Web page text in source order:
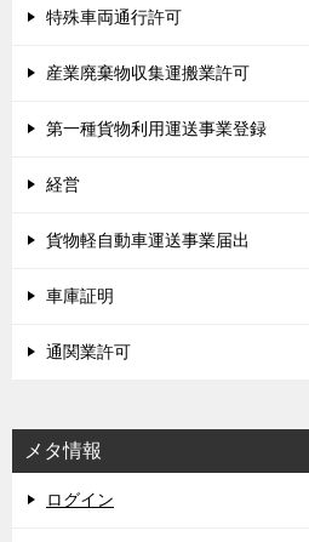
特殊車両通行許可
産業廃棄物収集運搬業許可
第一種貨物利用運送事業登録
経営
貨物軽自動車運送事業届出
車庫証明
通関業許可
メタ情報
ログイン